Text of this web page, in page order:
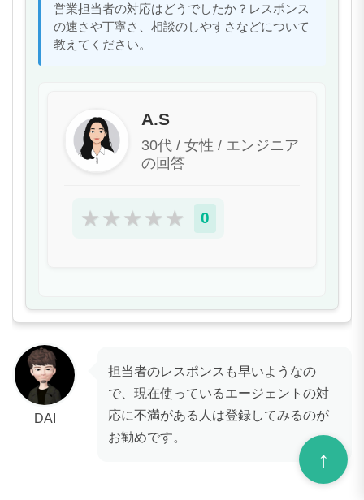
営業担当者の対応はどうでしたか？レスポンス
の速さや丁寧さ、相談のしやすさなどについて
教えてください。
A.S
30代 / 女性 / エンジニア
の回答
★ ★ ★ ★ ★ 0
DAI
担当者のレスポンスも早いようなの
で、現在使っているエージェントの対
応に不満がある人は登録してみるのが
お勧めです。